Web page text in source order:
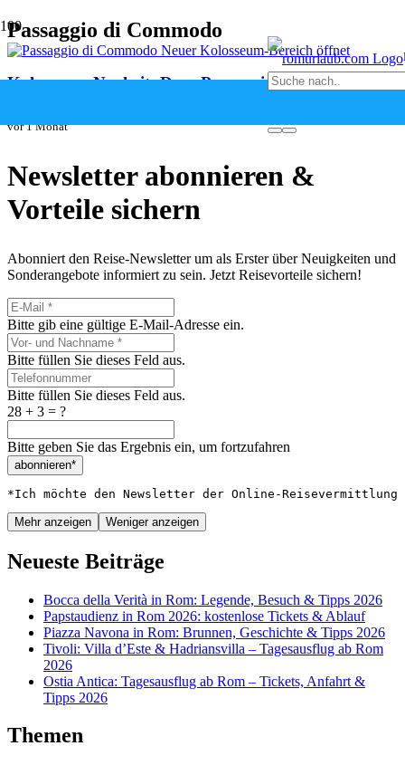
Passaggio di Commodo
Kolosseum-Neuheit: Der „Passaggio di Commodo“
vor 1 Monat
Newsletter abonnieren &
Vorteile sichern
Abonniert den Reise-Newsletter um als Erster über Neuigkeiten und
Sonderangebote informiert zu sein. Jetzt Reisevorteile sichern!
Bitte gib eine gültige E-Mail-Adresse ein.
Bitte füllen Sie dieses Feld aus.
Bitte füllen Sie dieses Feld aus.
28 + 3 = ?
Bitte geben Sie das Ergebnis ein, um fortzufahren
abonnieren*
*Ich möchte den Newsletter der Online-
Mehr anzeigen Weniger anzeigen
Neueste Beiträge
Bocca della Verità in Rom: Legende, Besuch & Tipps 2026
Papstaudienz in Rom 2026: kostenlose Tickets & Ablauf
Piazza Navona in Rom: Brunnen, Geschichte & Tipps 2026
Tivoli: Villa d’Este & Hadriansvilla – Tagesausflug ab Rom
2026
Ostia Antica: Tagesausflug ab Rom – Tickets, Anfahrt &
Tipps 2026
Themen